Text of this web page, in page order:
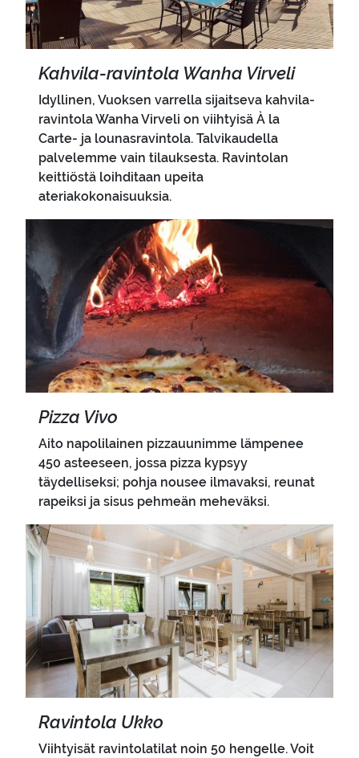
Kahvila-​ravintola Wanha Vir­ve­li
Idyllinen, Vuoksen varrella sijaitseva kahvila-
ravintola Wanha Virveli on viihtyisä À la
Carte- ja lounasravintola. Talvikaudella
palvelemme vain tilauksesta. Ravintolan
keittiöstä loihditaan upeita
ateriakokonaisuuksia.
Pizza Vivo
Aito napolilainen pizzauunimme lämpenee
450 asteeseen, jossa pizza kypsyy
täydelliseksi; pohja nousee ilmavaksi, reunat
rapeiksi ja sisus pehmeän meheväksi.
Pääkuva
Ra­vin­to­la Ukko
Viihtyisät ravintolatilat noin 50 hengelle. Voit